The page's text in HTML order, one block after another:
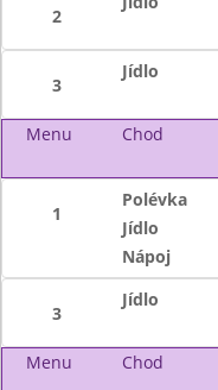
2
3
Jídlo
Menu Chod
1
Polévka
Jídlo
Nápoj
3
Jídlo
Menu Chod